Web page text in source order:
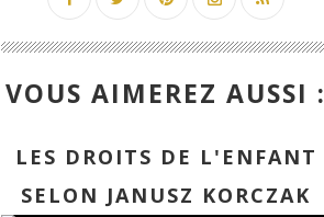
VOUS AIMEREZ AUSSI :
LES DROITS DE L'ENFANT
SELON JANUSZ KORCZAK